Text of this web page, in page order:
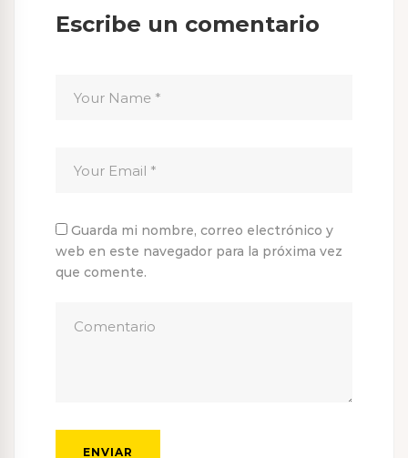
Escribe un comentario
Guarda mi nombre, correo electrónico y
web en este navegador para la próxima vez
que comente.